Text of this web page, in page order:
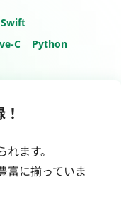
Swift
C Python
ます。
富に揃っていま